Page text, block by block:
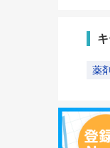
薬